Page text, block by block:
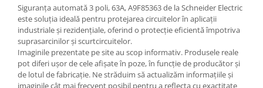
Montaj pe acoperis
Paratrăsnete ESE — PDA Integrat
Electric
Piese de adaptare
Prize, întrerupătoare, detectoare
de mișcare și accesorii
Siguranța automată 3 poli, 63A, A9F85363 de la Schneider Electric
este soluția ideală pentru protejarea circuitelor în aplicații
industriale și rezidențiale, oferind o protecție eficientă împotriva
suprasarcinilor și scurtcircuitelor.
Imaginile prezentate pe site au scop informativ. Produsele reale
pot diferi ușor de cele afișate în poze, în funcție de producător și
de lotul de fabricație. Ne străduim să actualizăm informațiile și
imaginile cât mai frecvent posibil pentru a reflecta cu exactitate